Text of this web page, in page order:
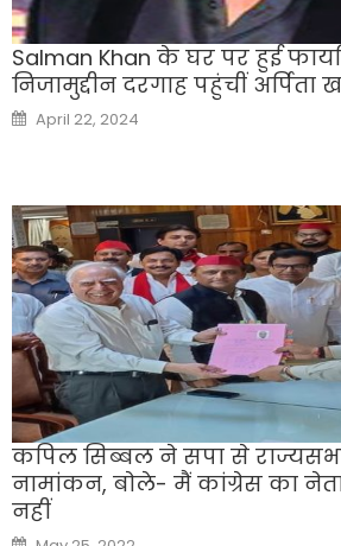
Salman Khan के घर पर हुई
निजामुद्दीन दरगाह पहुंचीं
Posted
on
April 22, 2024
कपिल सिब्बल ने सपा से
नामांकन, बाेले- मैं कांग्रेस का
नहीं
Posted